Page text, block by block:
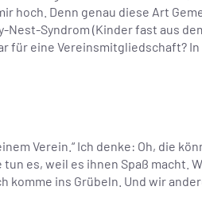
hoch. Denn genau diese Art
Syndrom (Kinder fast aus
für eine Vereinsmitgliedschaft?
Verein.“ Ich denke: Oh, die
es, weil es ihnen Spaß macht.
ins Grübeln. Und wir